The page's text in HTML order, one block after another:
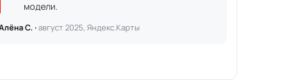
модели.
С. ·август 2025, Яндекс.Карты